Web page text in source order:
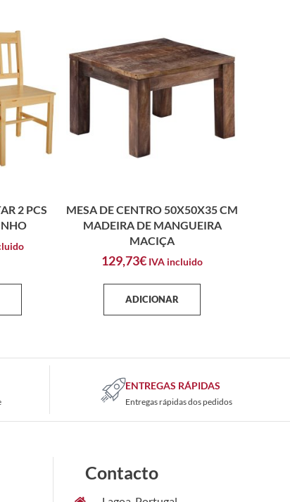
2 PCS
MESA DE CENTRO 50X50X35 CM
MADEIRA DE MANGUEIRA
MACIÇA
129,73€ IVA incluido
ADICIONAR
ENTREGAS RÁPIDAS
Entregas rápidas dos pedidos
Contacto